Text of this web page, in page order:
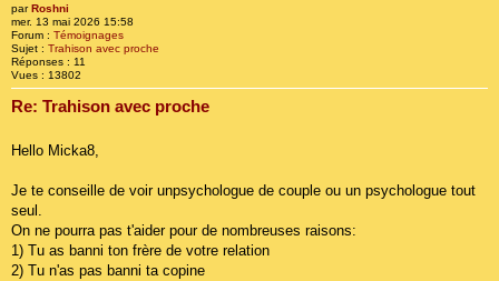
parRoshni
mer. 13 mai 2026 15:58
Forum : Témoignages
Sujet : Trahison avec proche
Réponses : 11
Vues : 13802
Re: Trahison avec proche
Hello Micka8,
Je te conseille de voir unpsychologue de couple ou un psychologue tout
seul.
On ne pourra pas t'aider pour de nombreuses raisons:
1) Tu as banni ton frère de votre relation
2) Tu n'as pas banni ta copine